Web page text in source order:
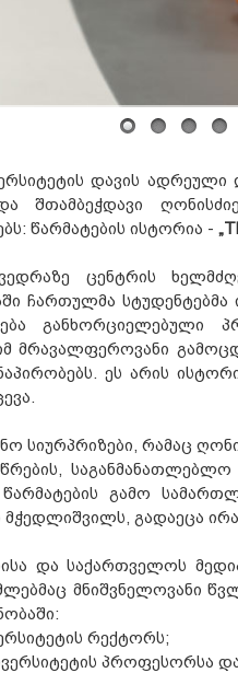
დავის ადრეული
შთამბეჭდავი
წარმატების ისტორია -
ცენტრის
ჩართულმა სტუდენტებმა
განხორციელებული
მრავალფეროვანი
ეს არის
სიურპრიზები, რამაც
წარმატების გამო
გადაეცა
და საქართველოს
მნიშვნელოვანი
რექტორს;
პროფესორსა